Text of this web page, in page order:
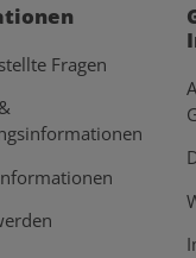
Fragen